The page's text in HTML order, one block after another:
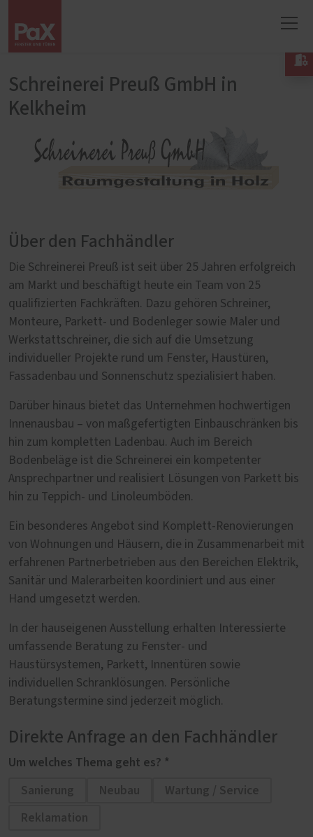
Schreinerei Preuß GmbH in
Kelkheim
Über den Fachhändler
Die Schreinerei Preuß ist seit über 25 Jahren erfolgreich
am Markt und beschäftigt heute ein Team von 25
qualifizierten Fachkräften. Dazu gehören Schreiner,
Monteure, Parkett- und Bodenleger sowie Maler und
Werkstattschreiner, die sich auf die Umsetzung
individueller Projekte rund um Fenster, Haustüren,
Fassadenbau und Sonnenschutz spezialisiert haben.
Darüber hinaus bietet das Unternehmen hochwertigen
Innenausbau – von maßgefertigten Einbauschränken bis
hin zum kompletten Ladenbau. Auch im Bereich
Bodenbeläge ist die Schreinerei ein kompetenter
Ansprechpartner und realisiert Lösungen von Parkett bis
hin zu Teppich- und Linoleumböden.
Ein besonderes Angebot sind Komplett-Renovierungen
von Wohnungen und Häusern, die in Zusammenarbeit mit
erfahrenen Partnerbetrieben aus den Bereichen Elektrik,
Sanitär und Malerarbeiten koordiniert und aus einer
Hand umgesetzt werden.
In der hauseigenen Ausstellung erhalten Interessierte
umfassende Beratung zu Fenster- und
Haustürsystemen, Parkett, Innentüren sowie
individuellen Schranklösungen. Persönliche
Beratungstermine sind jederzeit möglich.
Direkte Anfrage an den Fachhändler
Um welches Thema geht es? *
